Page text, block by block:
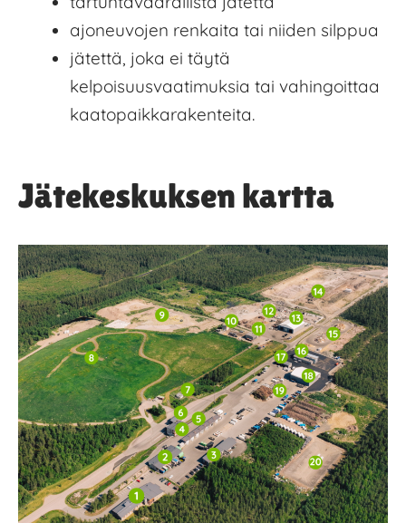
ajoneuvojen renkaita tai niiden silppua
jätettä, joka ei täytä
kelpoisuusvaatimuksia tai vahingoittaa
kaatopaikkarakenteita.
Jätekeskuksen kartta